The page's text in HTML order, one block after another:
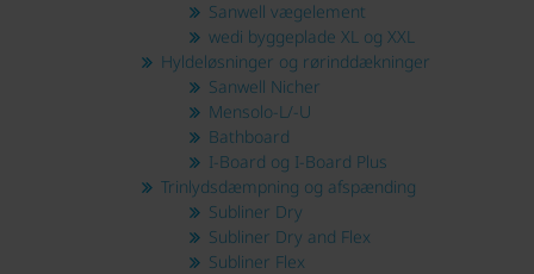
Sanwell vægelement
wedi byggeplade XL og XXL
Hyldeløsninger og rørinddækninger
Sanwell Nicher
Mensolo-L/-U
Bathboard
I-Board og I-Board Plus
Trinlydsdæmpning og afspænding
Subliner Dry
Subliner Dry and Flex
Subliner Flex